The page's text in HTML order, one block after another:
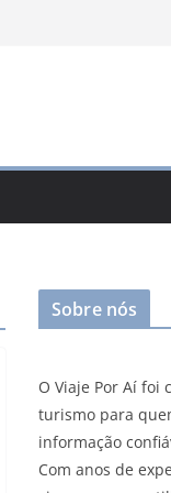
Sobre nós
O Viaje Por Aí foi
turismo para
informação
Com anos de